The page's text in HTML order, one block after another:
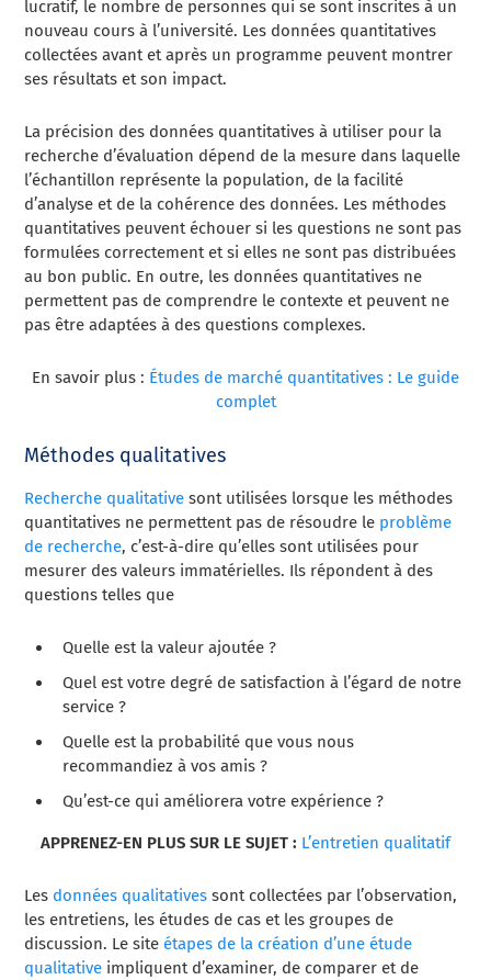
lucratif, le nombre de personnes qui se sont inscrites à un
nouveau cours à l’université. Les données quantitatives
collectées avant et après un programme peuvent montrer
ses résultats et son impact.
La précision des données quantitatives à utiliser pour la
recherche d’évaluation dépend de la mesure dans laquelle
l’échantillon représente la population, de la facilité
d’analyse et de la cohérence des données. Les méthodes
quantitatives peuvent échouer si les questions ne sont pas
formulées correctement et si elles ne sont pas distribuées
au bon public. En outre, les données quantitatives ne
permettent pas de comprendre le contexte et peuvent ne
pas être adaptées à des questions complexes.
En savoir plus : Études de marché quantitatives : Le guide
complet
Méthodes qualitatives
Recherche qualitative sont utilisées lorsque les méthodes
quantitatives ne permettent pas de résoudre le problème
de recherche, c’est-à-dire qu’elles sont utilisées pour
mesurer des valeurs immatérielles. Ils répondent à des
questions telles que
Quelle est la valeur ajoutée ?
Quel est votre degré de satisfaction à l’égard de notre
service ?
Quelle est la probabilité que vous nous
recommandiez à vos amis ?
Qu’est-ce qui améliorera votre expérience ?
APPRENEZ-EN PLUS SUR LE SUJET : L’entretien qualitatif
Les données qualitatives sont collectées par l’observation,
les entretiens, les études de cas et les groupes de
discussion. Le site étapes de la création d’une étude
qualitative impliquent d’examiner, de comparer et de